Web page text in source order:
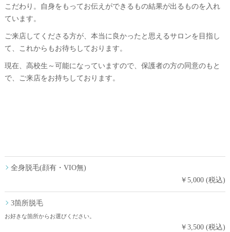
こだわり。自身をもってお伝えができるもの結果が出るものを入れ
ています。
ご来店してくださる方が、本当に良かったと思えるサロンを目指し
て、これからもお待ちしております。
現在、高校生～可能になっていますので、保護者の方の同意のもと
で、ご来店をお持ちしております。
全身脱毛(顔有・VIO無)
￥5,000 (税込)
3箇所脱毛
お好きな箇所からお選びください。
￥3,500 (税込)